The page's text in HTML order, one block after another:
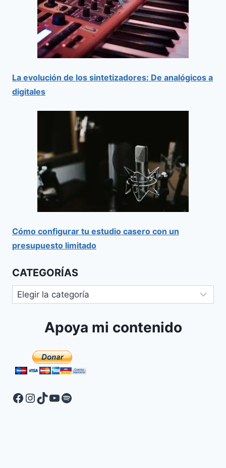
La evolución de los sintetizadores: De analógicos a
digitales
Cómo configurar tu estudio casero con un
presupuesto limitado
CATEGORÍAS
Apoya mi contenido